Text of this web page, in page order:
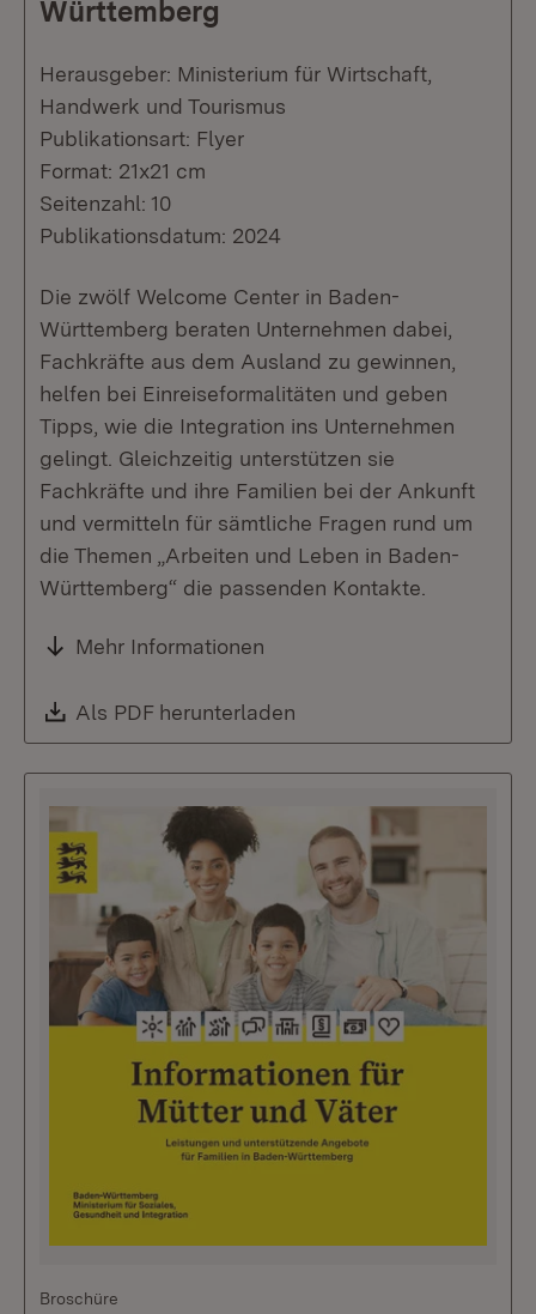
Württemberg
Herausgeber: Ministerium für Wirtschaft,
Handwerk und Tourismus
Publikationsart: Flyer
Format: 21x21 cm
Seitenzahl: 10
Publikationsdatum: 2024
Die zwölf Welcome Center in Baden-
Württemberg beraten Unternehmen dabei,
Fachkräfte aus dem Ausland zu gewinnen,
helfen bei Einreiseformalitäten und geben
Tipps, wie die Integration ins Unternehmen
gelingt. Gleichzeitig unterstützen sie
Fachkräfte und ihre Familien bei der Ankunft
und vermitteln für sämtliche Fragen rund um
die Themen „Arbeiten und Leben in Baden-
Württemberg“ die passenden Kontakte.
Mehr Informationen
Download:
Als PDF herunterladen
Broschüre